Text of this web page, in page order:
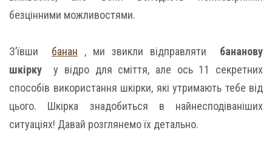
безцінними можливостями.
З’ївши банан , ми звикли відправляти бананову
шкірку у відро для сміття, але ось 11 секретних
способів використання шкірки, які утримають тебе від
цього. Шкірка знадобиться в найнесподіваніших
ситуаціях! Давай розглянемо їх детально.